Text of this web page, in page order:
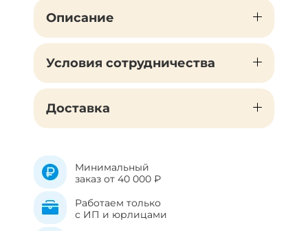
Описание
Условия сотрудничества
Доставка
Минимальный
заказ от 40 000 ₽
Работаем только
с ИП и юрлицами